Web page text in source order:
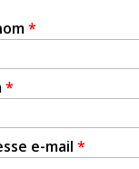
*
*
e-mail *